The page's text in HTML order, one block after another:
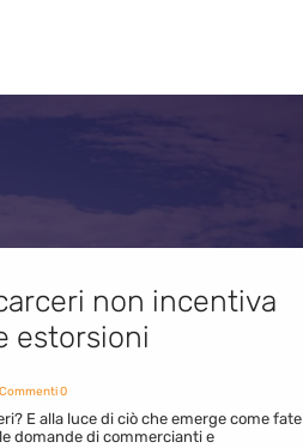
non incentiva
estorsioni
0
E alla luce di ciò che emerge come fate
domande di commercianti e